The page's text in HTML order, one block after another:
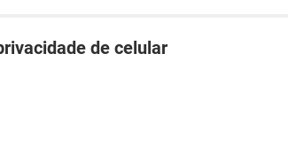
de celular